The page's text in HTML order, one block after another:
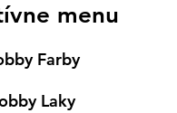
menu
Farby
Laky